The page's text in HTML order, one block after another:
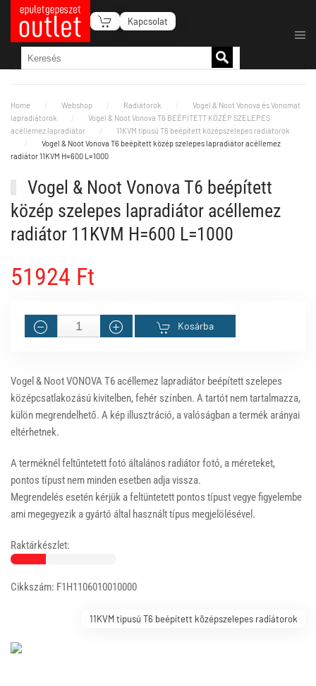
Fő tartalom átugrása
Kapcsolat
Home Webshop Radiátorok
Vogel & Noot Vonova és Vonomat
lapradiátorok
Vogel & Noot Vonova T6 BEÉPÍTETT KÖZÉP SZELEPES
acéllemez lapradiátor
11KVM típusú T6 beépített középszelepes radiátorok
Vogel & Noot Vonova T6 beépített közép szelepes lapradiátor acéllemez
radiátor 11KVM H=600 L=1000
Vogel & Noot Vonova T6 beépített
közép szelepes lapradiátor acéllemez
radiátor 11KVM H=600 L=1000
51924 Ft
Kosárba
Vogel & Noot VONOVA T6 acéllemez lapradiátor beépített szelepes
középcsatlakozású kivitelben, fehér színben. A tartót nem tartalmazza,
külön megrendelhető. A kép illusztráció, a valóságban a termék arányai
eltérhetnek.
A terméknél feltűntetett fotó általános radiátor fotó, a méreteket,
pontos típust nem minden esetben adja vissza.
Megrendelés esetén kérjük a feltüntetett pontos típust vegye figyelembe
ami megegyezik a gyártó által használt típus megjelölésével.
Raktárkészlet:
Cikkszám: F1H1106010010000
11KVM típusú T6 beépített középszelepes radiátorok